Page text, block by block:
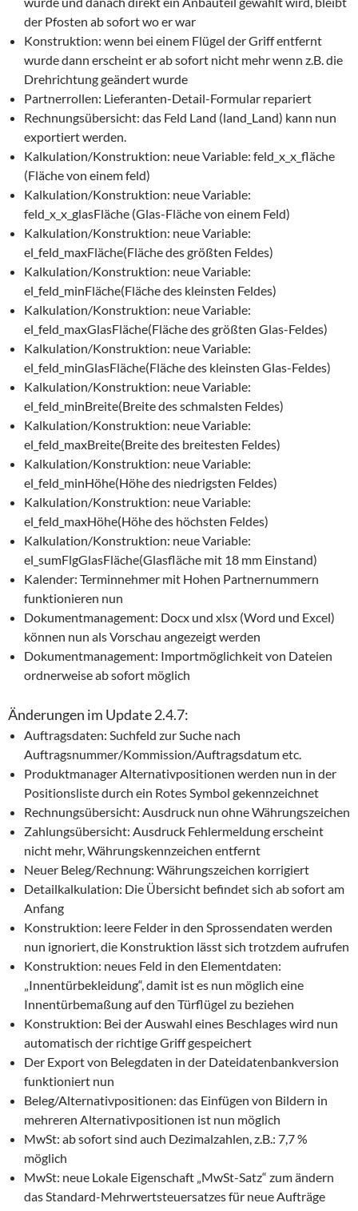
der Pfosten ab sofort wo er war
Konstruktion: wenn bei einem Flügel der Griff entfernt
wurde dann erscheint er ab sofort nicht mehr wenn z.B. die
Drehrichtung geändert wurde
Partnerrollen: Lieferanten-Detail-Formular repariert
Rechnungsübersicht: das Feld Land (land_Land) kann nun
exportiert werden.
Kalkulation/Konstruktion: neue Variable: feld_x_x_fläche
(Fläche von einem feld)
Kalkulation/Konstruktion: neue Variable:
feld_x_x_glasFläche (Glas-Fläche von einem Feld)
Kalkulation/Konstruktion: neue Variable:
el_feld_maxFläche(Fläche des größten Feldes)
Kalkulation/Konstruktion: neue Variable:
el_feld_minFläche(Fläche des kleinsten Feldes)
Kalkulation/Konstruktion: neue Variable:
el_feld_maxGlasFläche(Fläche des größten Glas-Feldes)
Kalkulation/Konstruktion: neue Variable:
el_feld_minGlasFläche(Fläche des kleinsten Glas-Feldes)
Kalkulation/Konstruktion: neue Variable:
el_feld_minBreite(Breite des schmalsten Feldes)
Kalkulation/Konstruktion: neue Variable:
el_feld_maxBreite(Breite des breitesten Feldes)
Kalkulation/Konstruktion: neue Variable:
el_feld_minHöhe(Höhe des niedrigsten Feldes)
Kalkulation/Konstruktion: neue Variable:
el_feld_maxHöhe(Höhe des höchsten Feldes)
Kalkulation/Konstruktion: neue Variable:
el_sumFlgGlasFläche(Glasfläche mit 18 mm Einstand)
Kalender: Terminnehmer mit Hohen Partnernummern
funktionieren nun
Dokumentmanagement: Docx und xlsx (Word und Excel)
können nun als Vorschau angezeigt werden
Dokumentmanagement: Importmöglichkeit von Dateien
ordnerweise ab sofort möglich
Änderungen im Update 2.4.7:
Auftragsdaten: Suchfeld zur Suche nach
Auftragsnummer/Kommission/Auftragsdatum etc.
Produktmanager Alternativpositionen werden nun in der
Positionsliste durch ein Rotes Symbol gekennzeichnet
Rechnungsübersicht: Ausdruck nun ohne Währungszeichen
Zahlungsübersicht: Ausdruck Fehlermeldung erscheint
nicht mehr, Währungskennzeichen entfernt
Neuer Beleg/Rechnung: Währungszeichen korrigiert
Detailkalkulation: Die Übersicht befindet sich ab sofort am
Anfang
Konstruktion: leere Felder in den Sprossendaten werden
nun ignoriert, die Konstruktion lässt sich trotzdem aufrufen
Konstruktion: neues Feld in den Elementdaten:
„Innentürbekleidung“, damit ist es nun möglich eine
Innentürbemaßung auf den Türflügel zu beziehen
Konstruktion: Bei der Auswahl eines Beschlages wird nun
automatisch der richtige Griff gespeichert
Der Export von Belegdaten in der Dateidatenbankversion
funktioniert nun
Beleg/Alternativpositionen: das Einfügen von Bildern in
mehreren Alternativpositionen ist nun möglich
MwSt: ab sofort sind auch Dezimalzahlen, z.B.: 7,7 %
möglich
MwSt: neue Lokale Eigenschaft „MwSt-Satz“ zum ändern
das Standard-Mehrwertsteuersatzes für neue Aufträge